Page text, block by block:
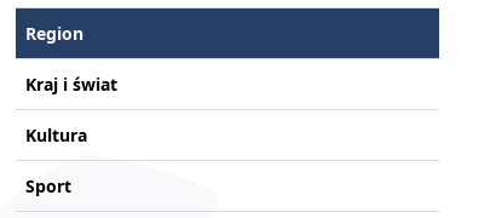
Region
Kraj i świat
Kultura
Sport